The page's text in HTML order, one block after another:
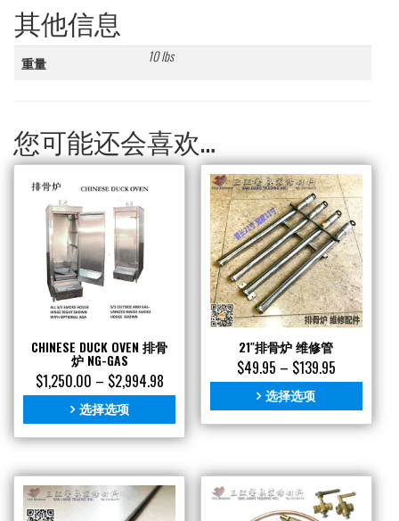
铁）
数
量
其他信息
重量 10 lbs
您可能还会喜欢…
CHINESE DUCK OVEN 排骨
炉 NG-GAS
$1,250.00 – $2,994.98
选择选项
21″排骨炉 维修管
$49.95 – $139.95
选择选项